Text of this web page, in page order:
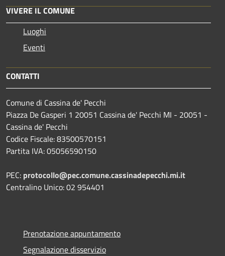
VIVERE IL COMUNE
Luoghi
Eventi
CONTATTI
Comune di Cassina de' Pecchi
Piazza De Gasperi 1 20051 Cassina de' Pecchi MI - 20051 -
Cassina de' Pecchi
Codice Fiscale: 83500570151
Partita IVA: 05056590150
PEC: protocollo@pec.comune.cassinadepecchi.mi.it
Centralino Unico: 02 954401
Prenotazione appuntamento
Segnalazione disservizio